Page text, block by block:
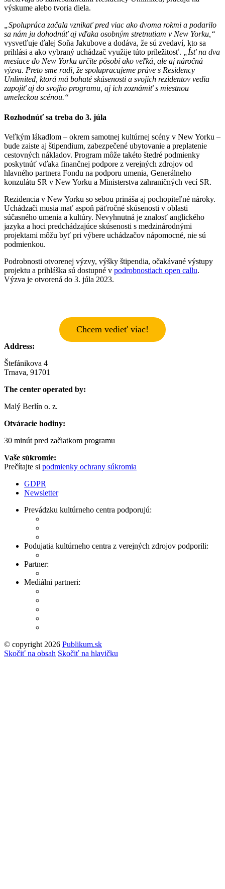
výskume alebo tvoria diela.
„Spolupráca začala vznikať pred viac ako dvoma rokmi a podarilo
sa nám ju dohodnúť aj vďaka osobným stretnutiam v New Yorku,“
vysvetľuje ďalej Soňa Jakubove a dodáva, že sú zvedaví, kto sa
prihlási a ako vybraný uchádzač využije túto príležitosť.
„Ísť na dva
mesiace do New Yorku určite pôsobí ako veľká, ale aj náročná
výzva. Preto sme radi, že spolupracujeme práve s Residency
Unlimited, ktorá má bohaté skúsenosti a svojich rezidentov vedia
zapojiť aj do svojho programu, aj ich zoznámiť s miestnou
umeleckou scénou.“
Rozhodnúť sa treba do 3. júla
Veľkým lákadlom – okrem samotnej kultúrnej scény v New Yorku –
bude zaiste aj štipendium, zabezpečené ubytovanie a preplatenie
cestovných nákladov. Program môže takéto štedré podmienky
poskytnúť vďaka finančnej podpore z verejných zdrojov od
hlavného partnera Fondu na podporu umenia, Generálneho
konzulátu SR v New Yorku a Ministerstva zahraničných vecí SR.
Rezidencia v New Yorku so sebou prináša aj pochopiteľné nároky.
Uchádzači musia mať aspoň päťročné skúsenosti v oblasti
súčasného umenia a kultúry. Nevyhnutná je znalosť anglického
jazyka a hoci predchádzajúce skúsenosti s medzinárodnými
projektami môžu byť pri výbere uchádzačov nápomocné, nie sú
podmienkou.
Podrobnosti otvorenej výzvy, výšky štipendia, očakávané výstupy
projektu a prihláška sú dostupné v podrobnostiach open callu.
Výzva je otvorená do 3. júla 2023.
Chcem vedieť viac!
Address:
Štefánikova 4
Trnava, 91701
The center operated by:
Malý Berlín o. z.
Otváracie hodiny:
30 minút pred začiatkom programu
Vaše súkromie:
Prečítajte si podmienky ochrany súkromia
GDPR
Newsletter
Prevádzku kultúrneho centra podporujú:
Podujatia kultúrneho centra z verejných zdrojov podporili:
Partner:
Mediálni partneri:
© copyright 2026 Publikum.sk
Tvorba stránok: Enjoy
Skočiť na obsah Skočiť na hlavičku